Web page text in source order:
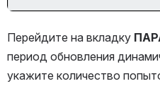
Перейдите на вкладку
период обновления
укажите количество